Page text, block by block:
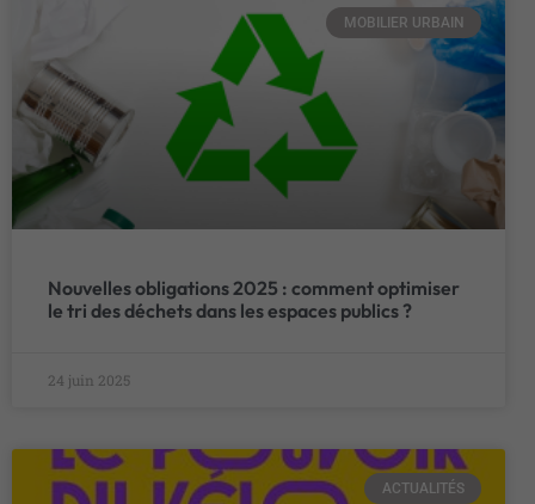
MOBILIER URBAIN
Nouvelles obligations 2025 : comment optimiser
le tri des déchets dans les espaces publics ?
24 juin 2025
ACTUALITÉS